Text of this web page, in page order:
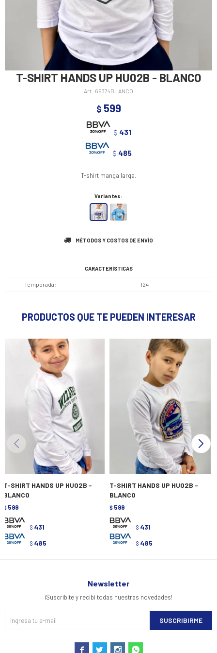
T-SHIRT HANDS UP HU02B - BLANCO
69374BLANCO
$ 599
$ 431
$ 485
T-shirt manga larga.
Variantes:
MÉTODOS Y COSTOS DE ENVÍO
CARACTERÍSTICAS
Temporada I24
PRODUCTOS QUE TE PUEDEN INTERESAR
T-SHIRT HANDS UP HU02B -
BLANCO
$ 599
$ 431
$ 485
T-SHIRT HANDS UP HU02B -
BLANCO
$ 599
$ 431
$ 485
Newsletter
¡Suscribite y recibí todas nuestras novedades!
SUSCRIBIRME
   